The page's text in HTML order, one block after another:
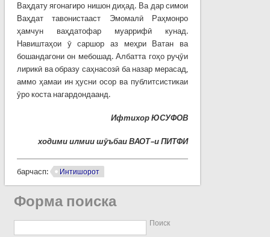
Ваҳдату ягонагиро нишон диҳад. Ва дар симои
Ваҳдат тавонистааст Эмомалӣ Раҳмонро
ҳамчун ваҳдатофар муаррифӣ кунад.
Навиштаҳои ӯ саршор аз меҳри Ватан ва
бошандагони он мебошад. Албатта гоҳо руҷӯи
лирикӣ ва образу саҳнасозӣ ба назар мерасад,
аммо ҳамаи ин ҳусни осор ва публитсистикаи
ӯро коста нагардондаанд.
Ифтихор ЮСУФОВ
ходими илмии шӯъбаи ВАОТ–и ПИТФИ
барчасп: Интишорот
Форма поиска
Поиск